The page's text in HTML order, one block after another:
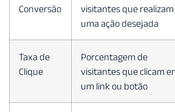
Conversão
visitantes que realizam
uma ação desejada
Taxa de
Clique
Porcentagem de
visitantes que clicam
um link ou botão